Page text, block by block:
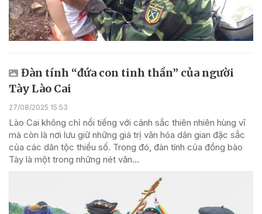
Đàn tính “đứa con tinh thần” của người
Tày Lào Cai
27/08/2025 15:53
Lào Cai không chỉ nổi tiếng với cảnh sắc thiên nhiên hùng vĩ
mà còn là nơi lưu giữ những giá trị văn hóa dân gian đặc sắc
của các dân tộc thiểu số. Trong đó, đàn tính của đồng bào
Tày là một trong những nét văn...